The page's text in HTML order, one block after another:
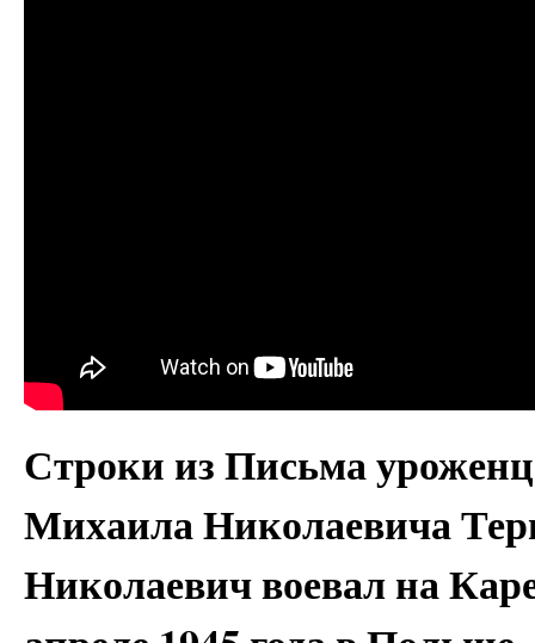
Строки из Письма
Михаила Николаевича
Николаевич воевал на